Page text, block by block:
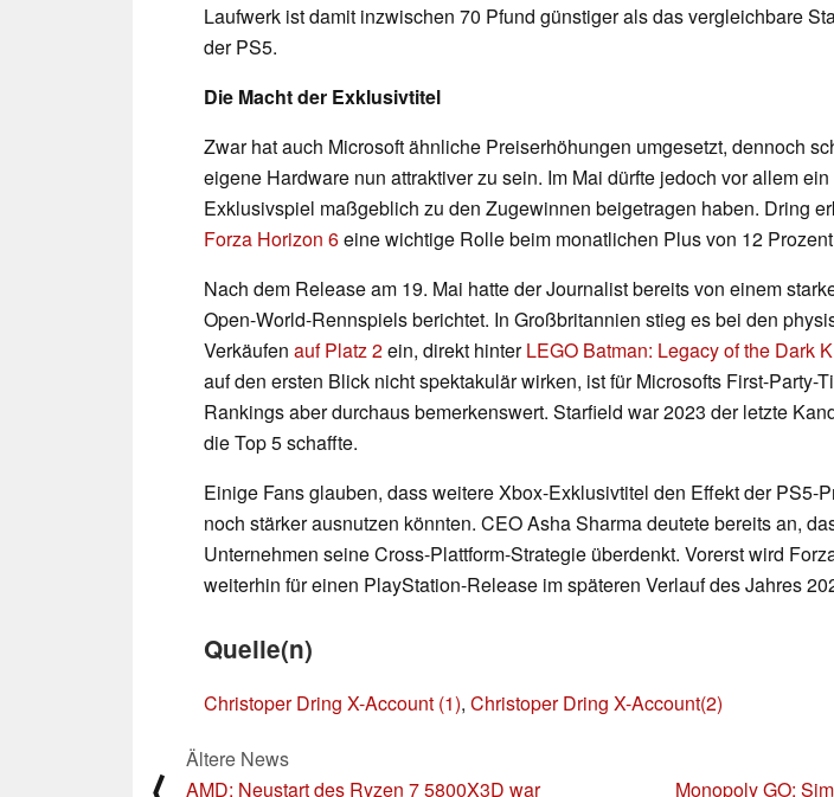
Laufwerk ist damit inzwischen 70 Pfund günstiger als das vergleichbare
der PS5.
Die Macht der Exklusivtitel
Zwar hat auch Microsoft ähnliche Preiserhöhungen umgesetzt, dennoch
eigene Hardware nun attraktiver zu sein. Im Mai dürfte jedoch vor allem
Exklusivspiel maßgeblich zu den Zugewinnen beigetragen haben. Dring
Forza Horizon 6eine wichtige Rolle beim monatlichen Plus von 12
Nach dem Release am 19. Mai hatte der Journalist bereits von einem
Open-World-Rennspiels berichtet. In Großbritannien stieg es bei den
Verkäufen auf Platz 2ein, direkt hinterLEGO Batman: Legacy of the Dark
auf den ersten Blick nicht spektakulär wirken, ist für Microsofts First-Party-
Rankings aber durchaus bemerkenswert. Starfield war 2023 der letzte
die Top 5 schaffte.
Einige Fans glauben, dass weitere Xbox-Exklusivtitel den Effekt der PS5-
noch stärker ausnutzen könnten. CEO Asha Sharma deutete bereits an,
Unternehmen seine Cross-Plattform-Strategie überdenkt. Vorerst wird
weiterhin für einen PlayStation-Release im späteren Verlauf des Jahres
Quelle(n)
Christoper Dring X-Account (1), Christoper Dring X-Account(2)
Ältere News
AMD: Neustart des Ryzen 7 5800X3D war
Monopoly GO: